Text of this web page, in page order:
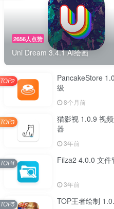
2656人点赞
Uni Dream 3.4.1 AI绘画
PancakeStore
级
8个月前
TOP2
猫影视 1.0.9 视
器
3年前
TOP3
Filza2 4.0.0 文件
3年前
TOP4
TOP王者绘制
TOP5